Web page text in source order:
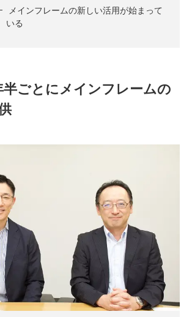
メインフレームの新しい活用が始まって
いる
ごとにメインフレームの